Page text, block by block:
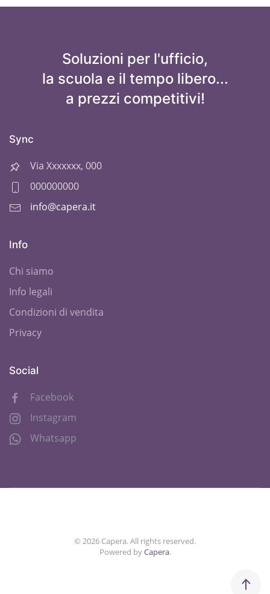
Soluzioni per l'ufficio,
la scuola e il tempo libero...
a prezzi competitivi!
Sync
Via Xxxxxxx, 000
000000000
info@capera.it
Info
Chi siamo
Info legali
Condizioni di vendita
Privacy
Social
Facebook
Instagram
Whatsapp
© 2026 Capera. All rights reserved.
Powered byCapera.